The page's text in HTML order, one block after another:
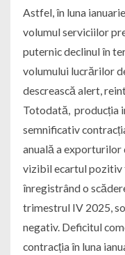
Astfel, în luna
volumul serviciilor
puternic declinul în
volumului lucrărilor
descrească alert,
Totodată, producția
semnificativ
anuală a exporturilor
vizibil ecartul pozitiv
înregistrând o
trimestrul IV 2025,
negativ. Deficitul
contracția în luna